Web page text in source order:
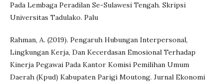
Pada Lembaga Peradilan Se-Sulawesi Tengah. Skripsi
Universitas Tadulako. Palu
Rahman, A. (2019). Pengaruh Hubungan Interpersonal,
Lingkungan Kerja, Dan Kecerdasan Emosional Terhadap
Kinerja Pegawai Pada Kantor Komisi Pemilihan Umum
Daerah (Kpud) Kabupaten Parigi Moutong. Jurnal Ekonomi